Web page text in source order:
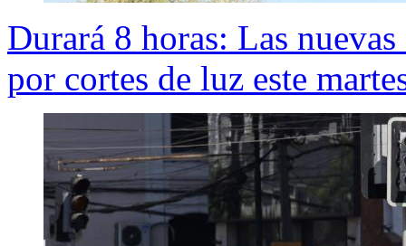
Durará 8 horas: Las
por cortes de luz este